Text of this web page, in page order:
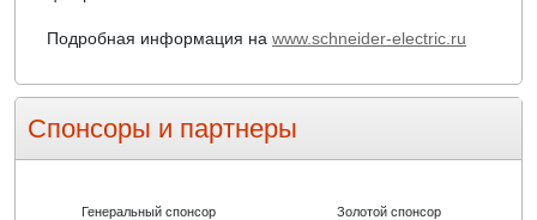
Подробная информация на www.schneider-electric.ru
Спонсоры и партнеры
Генеральный спонсор Золотой спонсор